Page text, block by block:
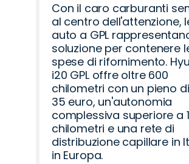
Con il caro carburanti
al centro dell'attenzione,
auto a GPL
soluzione per contenere
spese di rifornimento.
i20 GPL offre oltre 600
chilometri con un pieno
35 euro, un'autonomia
complessiva superiore a
chilometri e una rete di
distribuzione capillare in
in Europa.